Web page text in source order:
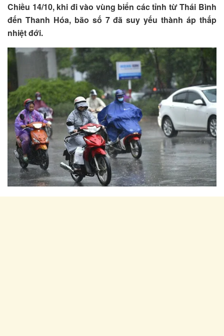
Chiều 14/10, khi đi vào vùng biển các tỉnh từ Thái Bình
đến Thanh Hóa, bão số 7 đã suy yếu thành áp thấp
nhiệt đới.